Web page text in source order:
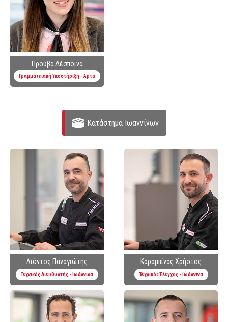
Προύβα Δέσποινα
Γραμματειακή Υποστήριξη - Άρτα
Κατάστημα Ιωαννίνων
Λιόντος Παναγιώτης
Τεχνικός Διευθυντής - Ιωάννινα
Καραμπίνας Χρήστος
Τεχνικός Έλεγχος - Ιωάννινα